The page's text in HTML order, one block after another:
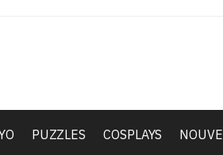
PUZZLES COSPLAYS